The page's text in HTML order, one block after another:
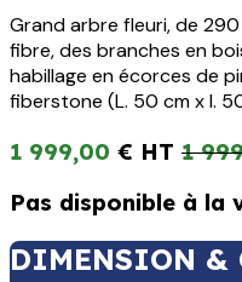
Grand arbre fleuri, de
fibre, des branches en
habillage en écorces de
fiberstone (L. 50 cm x l.
1 999,00 € 1
Pas disponible à la
DIMENSION &